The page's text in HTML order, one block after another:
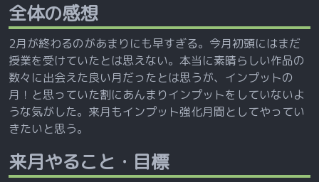
全体の感想
2月が終わるのがあまりにも早すぎる。今月初頭にはまだ
授業を受けていたとは思えない。本当に素晴らしい作品の
数々に出会えた良い月だったとは思うが、インプットの
月！と思っていた割にあんまりインプットをしていないよ
うな気がした。来月もインプット強化月間としてやってい
きたいと思う。
来月やること・目標